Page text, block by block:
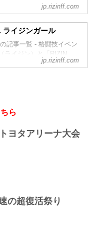
るRIZINガール2022を、み
う！
メンバー紹介
の合格者2名に加え、審査
者推薦枠を含めた計12名
ル2021」として活躍する
台は、9月19日（土）にさ
ーアリーナで開催される
RIZIN.30のリングだ！リ
のメンバーが決定！熾
舞台は8月9日/10日にぴあ
て開催される
！リングを華麗に彩る
を応援しよう！
継続することが出来て嬉
jp.rizinff.com
ライジンガール
記事一覧 - 格闘技イベン
ライジン）と「RIZIN
」（ライジン
jp.rizinff.com
ら
ヨタアリーナ大会
の超復活祭り